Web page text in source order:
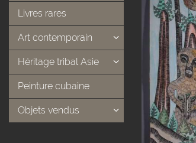
Livres rares
Art contemporain
Héritage tribal Asie
Peinture cubaine
Objets vendus